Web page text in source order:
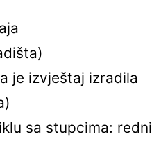
je izvještaj izradila
sa stupcima: redni